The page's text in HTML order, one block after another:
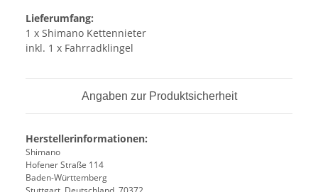
Lieferumfang:
1 x Shimano Kettennieter
inkl. 1 x Fahrradklingel
Angaben zur Produktsicherheit
Herstellerinformationen:
Shimano
Hofener Straße 114
Baden-Württemberg